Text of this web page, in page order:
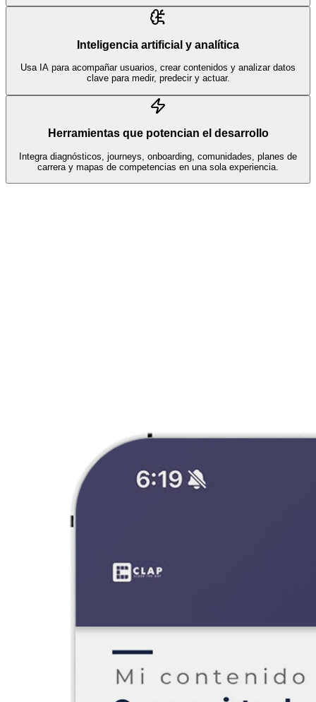
Inteligencia artificial y analítica
Usa IA para acompañar usuarios, crear contenidos y analizar datos
clave para medir, predecir y actuar.
Herramientas que potencian el desarrollo
Integra diagnósticos, journeys, onboarding, comunidades, planes de
carrera y mapas de competencias en una sola experiencia.